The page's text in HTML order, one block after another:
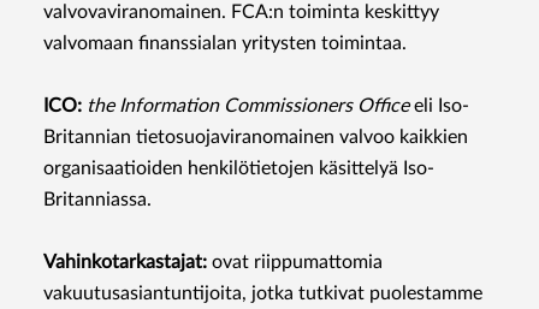
valvovaviranomainen. FCA:n toiminta keskittyy
valvomaan finanssialan yritysten toimintaa.
ICO: the Information Commissioners Oﬃceeli Iso-
Britannian tietosuojaviranomainen valvoo kaikkien
organisaatioiden henkilötietojen käsittelyä Iso-
Britanniassa.
Vahinkotarkastajat: ovat riippumattomia
vakuutusasiantuntijoita, jotka tutkivat puolestamme